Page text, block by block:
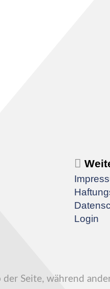
Login
Seite, während